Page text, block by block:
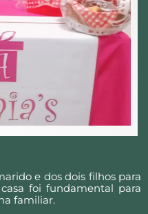
e dos dois filhos para
foi fundamental para
familiar.